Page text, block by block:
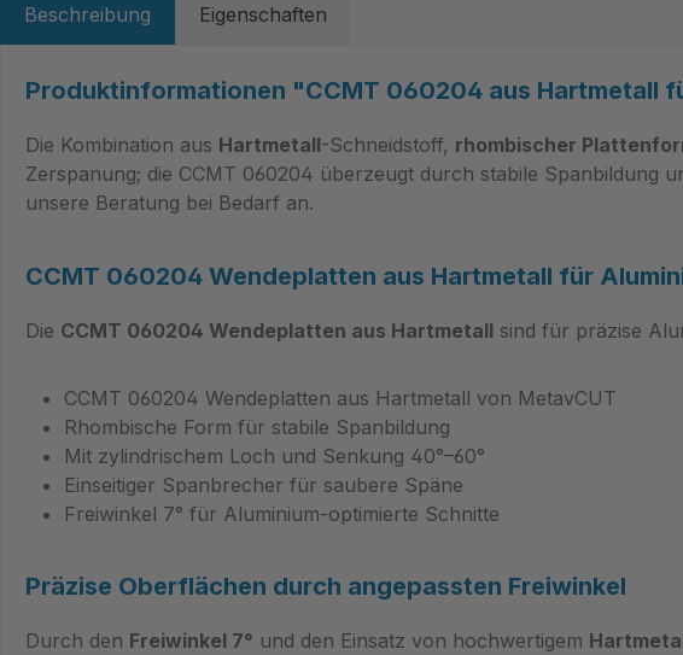
Beschreibung Eigenschaften
Produktinformationen "CCMT 060204 aus Hartmetall
Die Kombination aus Hartmetall-Schneidstoff, rhombischer
Zerspanung; die CCMT 060204 überzeugt durch stabile Spanbildung
unsere Beratung bei Bedarf an.
CCMT 060204 Wendeplatten aus Hartmetall für
Die CCMT 060204 Wendeplatten aus Hartmetall sind für präzise
CCMT 060204 Wendeplatten aus Hartmetall von MetavCUT
Rhombische Form für stabile Spanbildung
Mit zylindrischem Loch und Senkung 40°–60°
Einseitiger Spanbrecher für saubere Späne
Freiwinkel 7° für Aluminium-optimierte Schnitte
Präzise Oberflächen durch angepassten Freiwinkel
Durch den Freiwinkel 7° und den Einsatz von hochwertigem